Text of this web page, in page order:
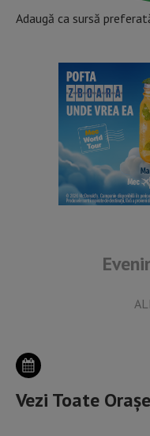
Adaugă ca sursă
Vezi Toate